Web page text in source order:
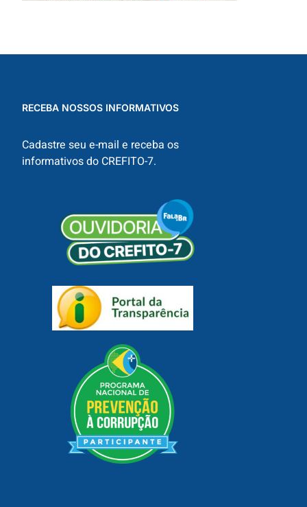
RECEBA NOSSOS INFORMATIVOS
Cadastre seu e-mail e receba os
informativos do CREFITO-7.